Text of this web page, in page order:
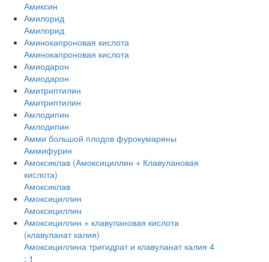
Амиксин
Амилорид
Амилорид
Аминокапроновая кислота
Аминокапроновая кислота
Амиодарон
Амиодарон
Амитриптилин
Амитриптилин
Амлодипин
Амлодипин
Амми большой плодов фурокумарины
Аммифурин
Амоксиклав (Амоксициллин + Клавулановая
кислота)
Амоксиклав
Амоксициллин
Амоксициллин
Амоксициллин + клавулановая кислота
(клавуланат калия)
Амоксициллина тригидрат и клавуланат калия 4
: 1